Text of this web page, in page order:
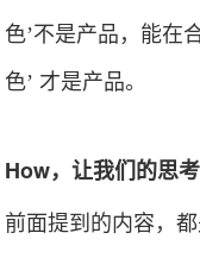
色’不是产品，能在
色’ 才是产品。
How，让我们的思
前面提到的内容，